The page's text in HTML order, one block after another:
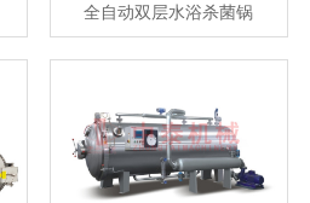
全自动双层水浴杀菌锅